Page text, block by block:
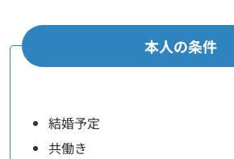
本人の条件
結婚予定
共働き